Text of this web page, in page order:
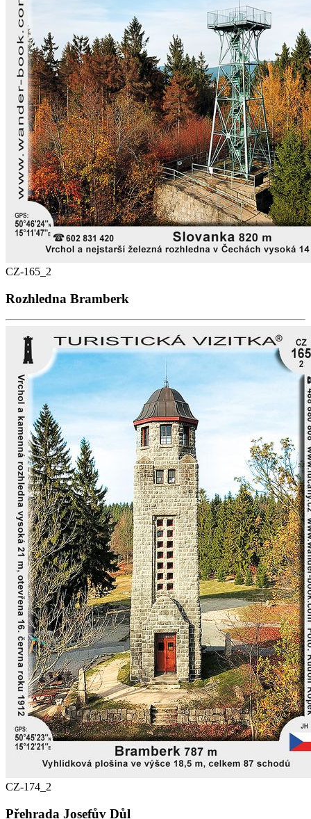
CZ-165_2
Rozhledna Bramberk
CZ-174_2
Přehrada Josefův Důl